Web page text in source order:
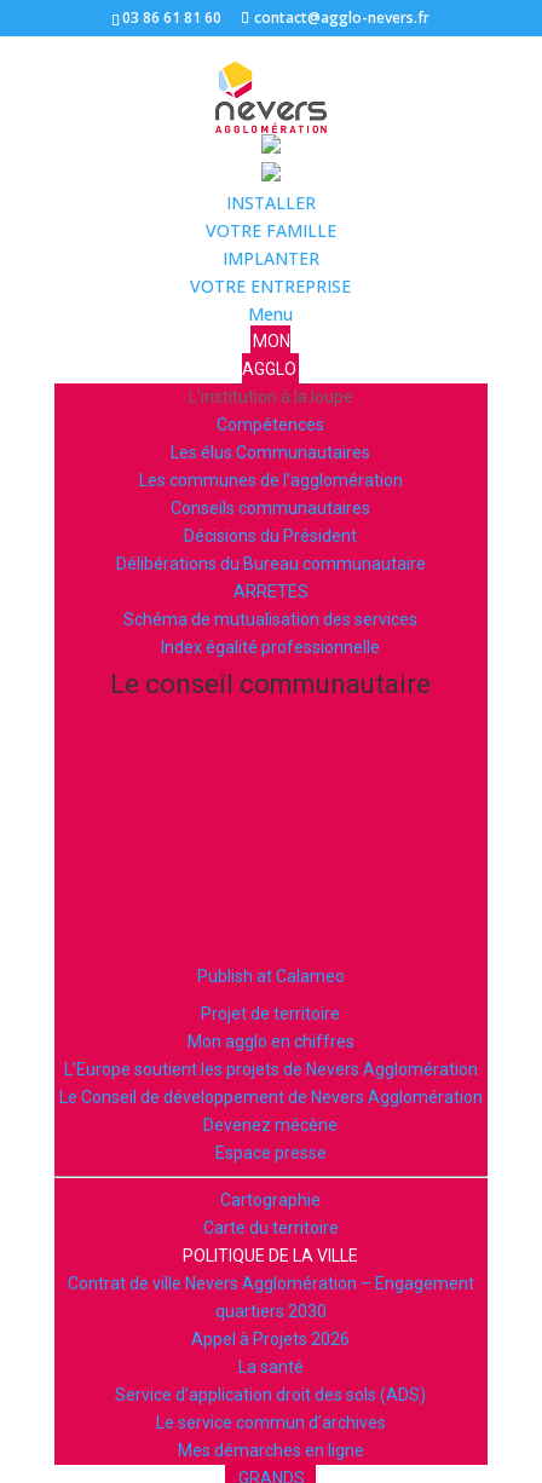
03 86 61 81 60 contact@agglo-nevers.fr
INSTALLER
VOTRE FAMILLE
IMPLANTER
VOTRE ENTREPRISE
Menu
MON
AGGLO
L’institution à la loupe
Compétences
Les élus Communautaires
Les communes de l’agglomération
Conseils communautaires
Décisions du Président
Délibérations du Bureau communautaire
ARRETES
Schéma de mutualisation des services
Index égalité professionnelle
Le conseil communautaire
Publish at Calameo
Projet de territoire
Mon agglo en chiffres
L’Europe soutient les projets de Nevers Agglomération
Le Conseil de développement de Nevers Agglomération
Devenez mécène
Espace presse
Cartographie
Carte du territoire
POLITIQUE DE LA VILLE
Contrat de ville Nevers Agglomération – Engagement
quartiers 2030
Appel à Projets 2026
La santé
Service d’application droit des sols (ADS)
Le service commun d’archives
Mes démarches en ligne
GRANDS